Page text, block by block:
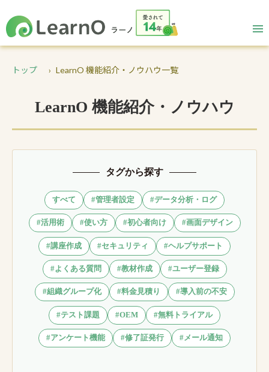
トップ LearnO 機能紹介・ノウハウ一覧
LearnO 機能紹介・ノウハウ
タグから探す
すべて #管理者設定 #データ分析・ログ
#活用術 #使い方 #初心者向け #画面デザイン
#講座作成 #セキュリティ #ヘルプサポート
#よくある質問 #教材作成 #ユーザー登録
#組織グループ化 #料金見積り #導入前の不安
#テスト課題 #OEM #無料トライアル
#アンケート機能 #修了証発行 #メール通知